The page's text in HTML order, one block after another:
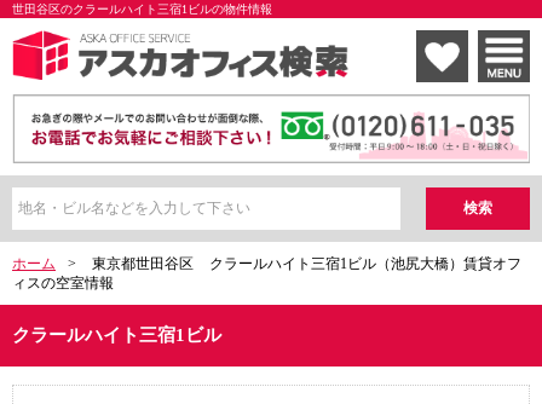
世田谷区のクラールハイト三宿1ビルの物件情報
ホーム > 東京都世田谷区
クラールハイト三宿1ビル（池尻大橋）賃貸オフ
ィスの空室情報
クラールハイト三宿1ビル